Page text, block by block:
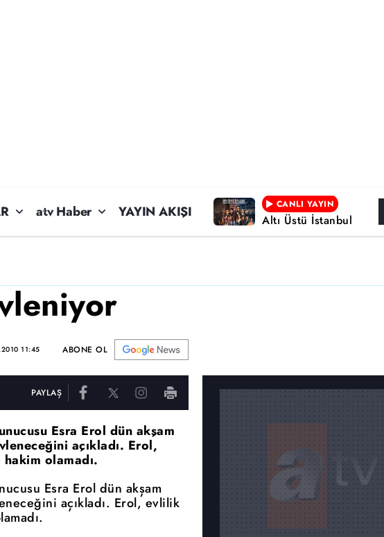
atv Haber YAYIN AKIŞI CANLI YAYIN
Altı Üstü İstanbul
11:45 ABONE OL
PAYLAŞ
Esra Erol dün akşam
açıkladı. Erol,
olamadı.
Esra Erol dün akşam
açıkladı. Erol, evlilik